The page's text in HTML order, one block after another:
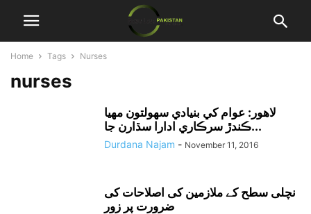
Home Tags Nurses
nurses
لاهور: عوام کي بنيادي سهولتون مهيا
ڪندڙ سرڪاري ادارا سڌارن جا...
Durdana Najam - November 11, 2016
نچلی سطح کے ملازمین کی اصلاحات کی
ضرورت پر زور